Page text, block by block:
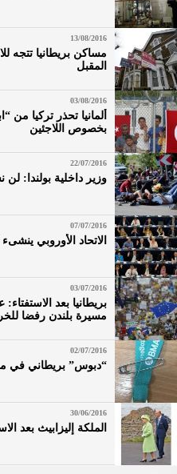
13/08/2016
المقبل
03/08/2016
ألمانيا تحذر تركيا من
بخصوص اللاجئين
22/07/2016
وزير داخلية بولندا: لن
07/07/2016
الاتحاد الأوروبي
03/07/2016
بريطانيا بعد
مسيرة بلندن رفضا
02/07/2016
“دبوس” بريطاني في
30/06/2016
الملكة إليزابيث بعد